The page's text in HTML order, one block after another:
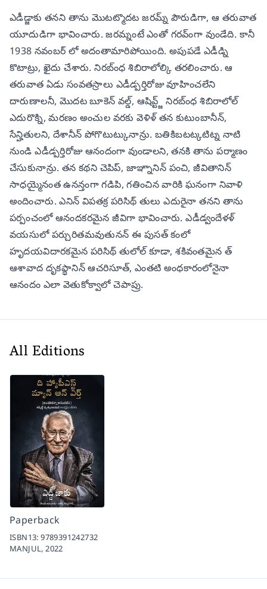
ఎడీడ్జాకు తనని తాను మొటట్మొదట జరమ్న్ పౌరుడిగా, ఆ తరువాత
యూదుడిగా భావించారు. జరమ్నంటే ఎంతో గరవ్ంగా వుండేది. కానీ
1938 నవంబర్ లో అదంతామారిపోయింది. అపుపడే ఎడీడ్ని
కొటాట్రు, ఖైదు చేశారు. నిరబ్ంధ శిబిరాలోల్కి తరలించారు. ఆ
తరువాత ఏడు సంవతస్రాలు ఎడీడ్పర్తిరోజు వూహించలేని
దారుణాలనీ, మొదట బూకెన్ వల్డ్, ఆషివ్ట్జ్ నిరబ్ంధ శిబిరాలోల్
ఎదురొక్ని, మరణం అంచుల వరకు వెళిళ్ తన కుటుంబానీన్,
సేన్హితులని, దేశానీన్ పోగొటుట్కునాన్రు. బతికిబటట్కటిట్న నాటి
నుండి ఎడీడ్పర్తిరోజు ఆనందంగా వుండాలని, తనకి తాను పర్మాణం
చేసుకునాన్రు. తన కథని చెపిప్, జాఞ్నానిన్ పంచి, జీవితానిన్
సాధయ్మైనంత ఉనన్తంగా గడిపి, గతించిన వారికి ఘనంగా నివాళి
అందించారు. ఎనిన్ విపతక్ర పరిసిథ్ తులు ఎదురైనా తనని తాను
పర్పంచంలో ఆనందకరమైన జీవిగా భావించారు. ఎడీడ్వందేళళ్
వయసులో పర్చురితమవుతునన్ ఈ పుసత్ కంలో
హృదయవిదారకమైన పరిసిథ్ తులోల్ కూడా, శకివంతమైన త్
ఆశావాద దృకప్థానిన్ ఆచరిసూత్, ఎంతటి అంధకారంలోనైనా
ఆనందం ఎలా వెతుకోక్వాలో చెపాప్రు.
All Editions
Paperback
ISBN13:9789391242732
MANJUL, 2022